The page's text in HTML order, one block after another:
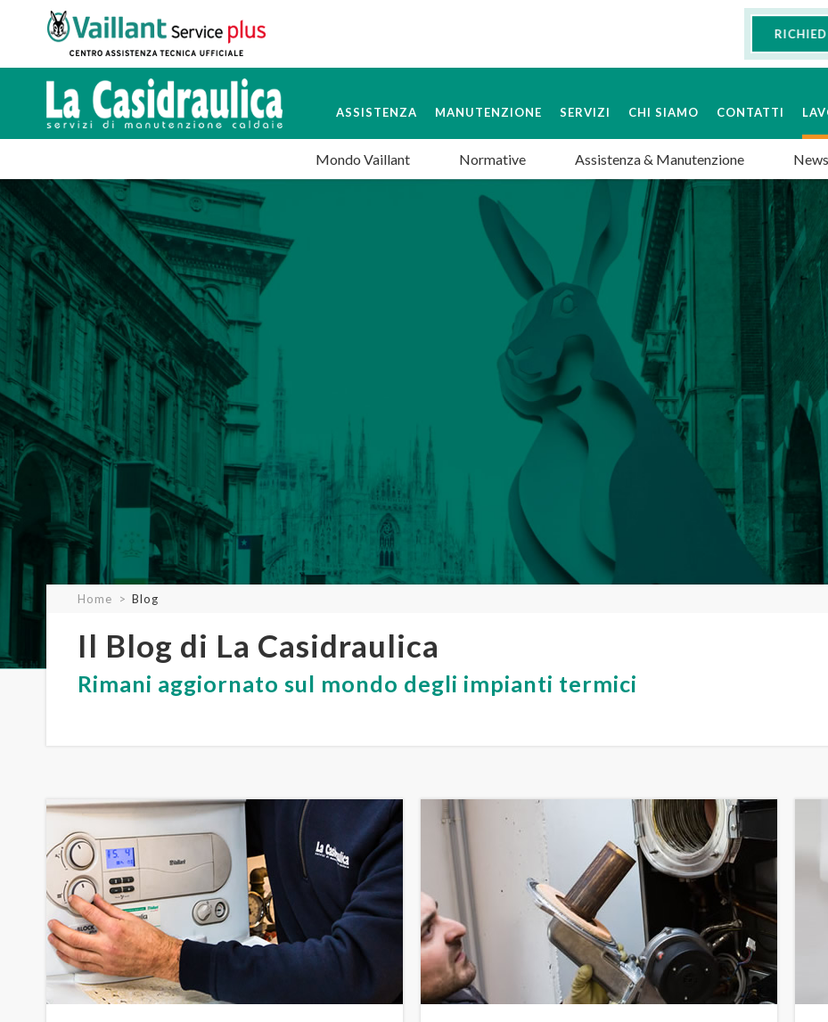
ASSISTENZA MANUTENZIONE SERVIZI CHI SIAMO CONTATTI
Mondo Vaillant Normative Assistenza & Manutenzione
Home Blog
Il Blog di La Casidraulica
Rimani aggiornato sul mondo degli impianti termici